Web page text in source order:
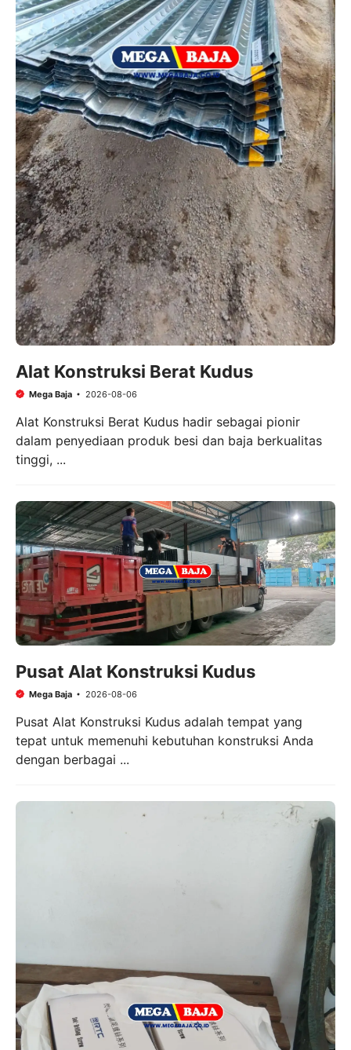
Alat Konstruksi Berat Kudus
Mega Baja 2026-08-06
Alat Konstruksi Berat Kudus hadir sebagai pionir
dalam penyediaan produk besi dan baja berkualitas
tinggi, ...
Pusat Alat Konstruksi Kudus
Mega Baja 2026-08-06
Pusat Alat Konstruksi Kudus adalah tempat yang
tepat untuk memenuhi kebutuhan konstruksi Anda
dengan berbagai ...